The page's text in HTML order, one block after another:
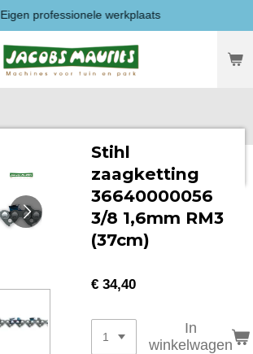
Eigen professionele werkplaats
Stihl
zaagketting
36640000056
3/8 1,6mm RM3
(37cm)
€ 34,40
In
winkelwagen